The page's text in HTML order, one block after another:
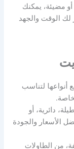
مضيئة، يمكنك
لك الوقت والجهد
أنواعها لتناسب
دائرية، أو
الأسعار والجودة
من الطاولات